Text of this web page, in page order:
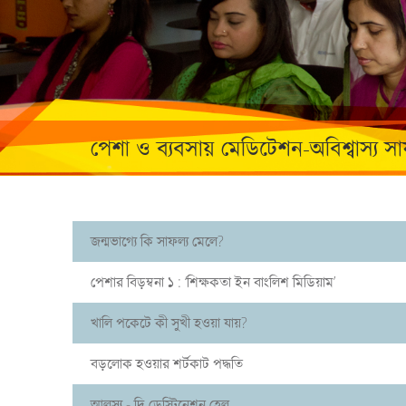
পেশা ও ব্যবসায় মেডিটেশন-অবিশ্বাস্য
জন্মভাগ্যে কি সাফল্য মেলে?
পেশার বিড়ম্বনা ১ : ‘শিক্ষকতা ইন বাংলিশ মিডিয়াম’
খালি পকেটে কী সুখী হওয়া যায়?
বড়লোক হওয়ার শর্টকাট পদ্ধতি